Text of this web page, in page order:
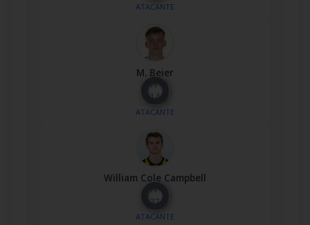
ATACANTE
M. Beier
Nº
14
ATACANTE
William Cole Campbell
Nº
37
ATACANTE